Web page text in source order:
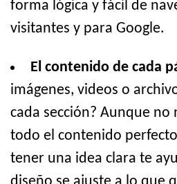
forma lógica y fácil de
visitantes y para Google.
El contenido de cada
imágenes, videos o
cada sección? Aunque no
todo el contenido
tener una idea clara te